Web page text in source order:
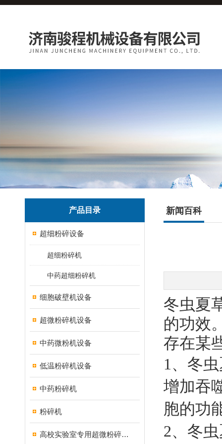
产品目录
超细粉碎设备
超细粉碎机
中药超细粉碎机
细胞破壁机设备
超微粉碎机设备
中药微粉机设备
低温粉碎机设备
中药粉碎机
粉碎机
高校实验室专用超微粉碎机设备
新闻百科
冬虫夏
的功效
存在某
1、冬
增加吞
胞的功
2、冬